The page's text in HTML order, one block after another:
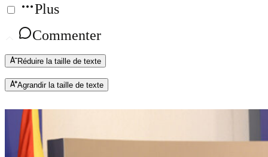
Plus
Commenter
Réduire la taille de texte
Agrandir la taille de texte